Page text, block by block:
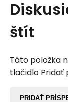
štít
Táto položka
tlačidlo Pridať
PRIDAŤ